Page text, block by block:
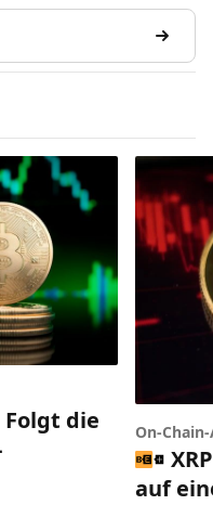
die
On-
auf